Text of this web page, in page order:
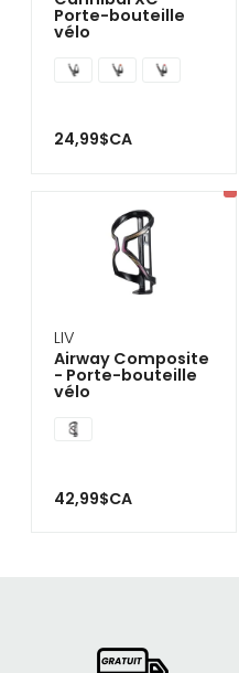
Porte-bouteille
vélo
24,99$CA
LIV
Airway Composite
- Porte-bouteille
vélo
42,99$CA